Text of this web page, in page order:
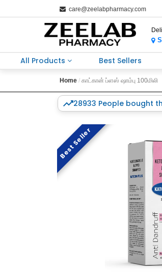
care@zeelabpharmacy.com
All Products Best Sellers
Home காட்கான் ப்ளஸ் ஷாம்பு 100மிலி
28933 People bought
Best Seller